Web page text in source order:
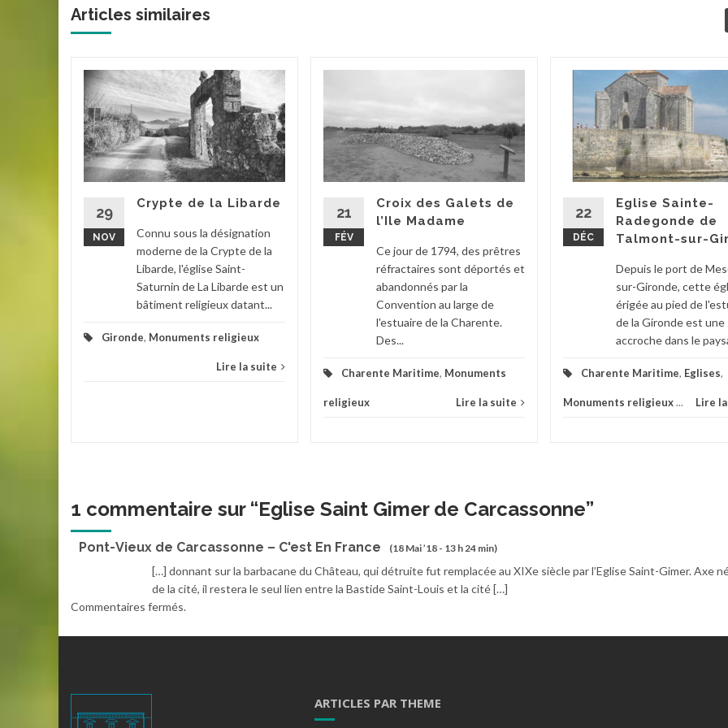
Articles similaires
29
NOV
Crypte de la Libarde
Connu sous la désignation
moderne de la Crypte de la
Libarde, l'église Saint-
Saturnin de La Libarde est un
bâtiment religieux datant...
Gironde, Monuments religieux
Lire la suite
21
FÉV
Croix des Galets de
l’Ile Madame
Ce jour de 1794, des prêtres
réfractaires sont déportés et
abandonnés par la
Convention au large de
l'estuaire de la Charente.
Des...
Charente Maritime, Monuments
religieux Lire la suite
22
DÉC
Eglise Sainte-
Radegonde de
Talmont-sur-
Depuis le port de
sur-Gironde, cette
érigée au pied de
de la Gironde est une
accroche dans le
Charente Maritime, Eglises,
Monuments religieux... Lire
1 commentaire sur “Eglise Saint Gimer de Carcassonne”
Pont-Vieux de Carcassonne – C'est En France (18 Mai ’18 - 13 h 24 min)
[…] donnant sur la barbacane du Château, qui détruite fut remplacée au XIXe siècle par l’Eglise Saint-Gimer. Axe
de la cité, il restera le seul lien entre la Bastide Saint-Louis et la cité […]
Commentaires fermés.
ARTICLES PAR THEME